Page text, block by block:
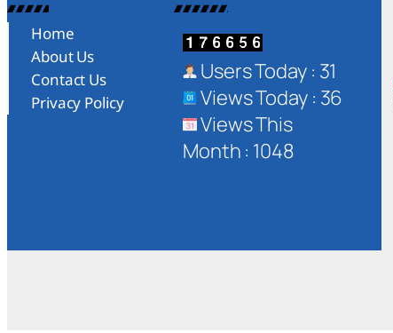
Home
About Us
Contact Us
Privacy Policy
Users Today : 31
Views Today : 36
Views This
Month : 1048